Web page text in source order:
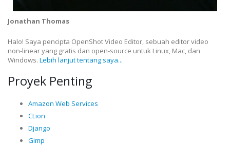
Jonathan Thomas
Halo! Saya pencipta OpenShot Video Editor, sebuah editor video
non-linear yang gratis dan open-source untuk Linux, Mac, dan
Windows. Lebih lanjut tentang saya...
Proyek Penting
Amazon Web Services
CLion
Django
Gimp